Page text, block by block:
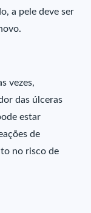
a pele deve ser
vezes,
das úlceras
estar
de
no risco de